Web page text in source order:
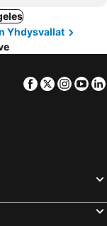
Yhdysvallat
Facebook
Twitter